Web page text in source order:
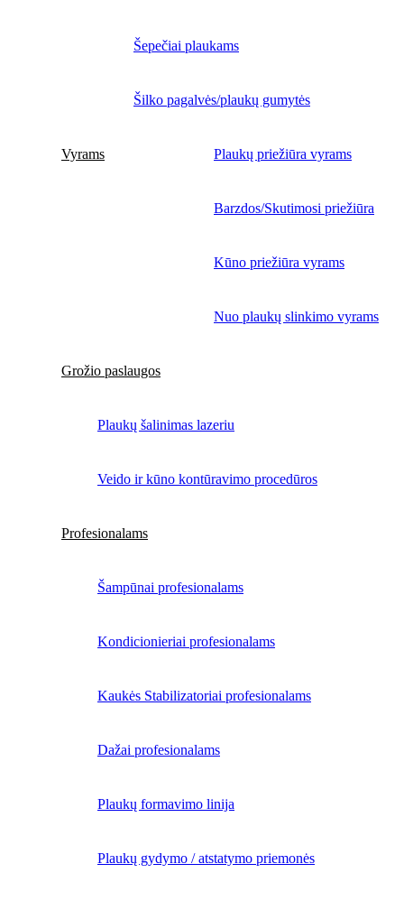
Šepečiai plaukams
Šilko pagalvės/plaukų gumytės
Vyrams Plaukų priežiūra vyrams
Barzdos/Skutimosi priežiūra
Kūno priežiūra vyrams
Nuo plaukų slinkimo vyrams
Grožio paslaugos
Plaukų šalinimas lazeriu
Veido ir kūno kontūravimo procedūros
Profesionalams
Šampūnai profesionalams
Kondicionieriai profesionalams
Kaukės Stabilizatoriai profesionalams
Dažai profesionalams
Plaukų formavimo linija
Plaukų gydymo / atstatymo priemonės